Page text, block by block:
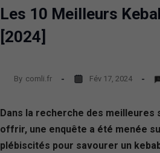
Les 10 Meilleurs
[2024]
By comli.fr Fév 17, 2024
Dans la recherche des meilleures
offrir, une enquête a été menée
plébiscités pour savourer un